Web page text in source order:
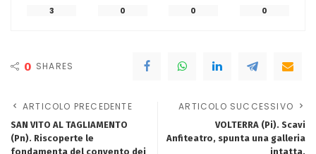
3 0 0 0
0 SHARES
ARTICOLO PRECEDENTE
SAN VITO AL TAGLIAMENTO
(Pn). Riscoperte le
fondamenta del convento dei
ARTICOLO SUCCESSIVO
VOLTERRA (Pi). Scavi
Anfiteatro, spunta una galleria
intatta.